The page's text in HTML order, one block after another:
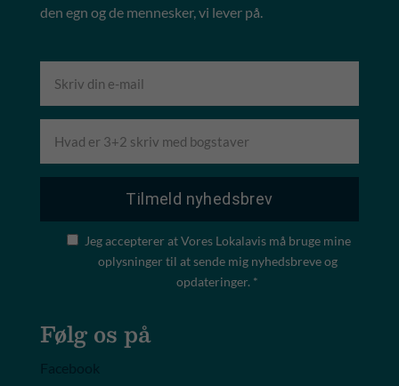
den egn og de mennesker, vi lever på.
Jeg accepterer at Vores Lokalavis må bruge mine
oplysninger til at sende mig nyhedsbreve og
opdateringer. *
Følg os på